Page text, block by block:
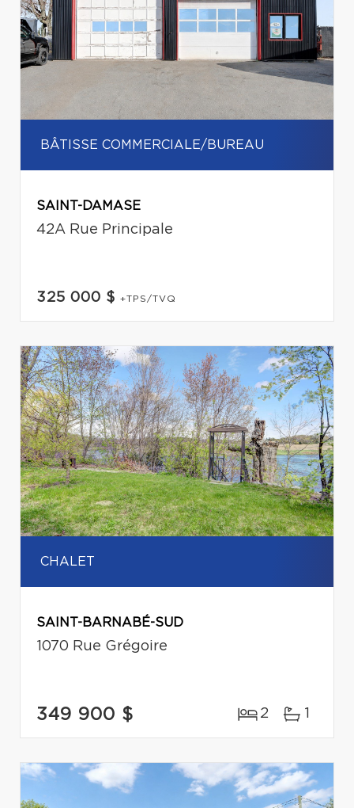
BÂTISSE COMMERCIALE/BUREAU
SAINT-DAMASE
42A Rue Principale
325 000 $ +TPS/TVQ
CHALET
SAINT-BARNABÉ-SUD
1070 Rue Grégoire
349 900 $ 2 1